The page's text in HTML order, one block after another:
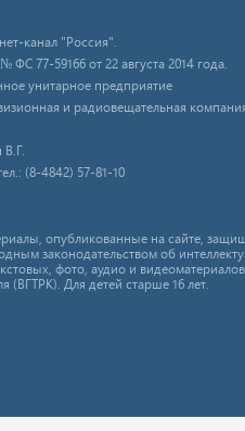
канал "Россия".
77-59166 от 22 августа 2014 года.
унитарное предприятие
и радиовещательная
В.Г.
(8-4842) 57-81-10
опубликованные на сайте,
законодательством об
фото, аудио и
(ВГТРК). Для детей старше 16 лет.